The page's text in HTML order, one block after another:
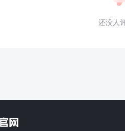
还没人